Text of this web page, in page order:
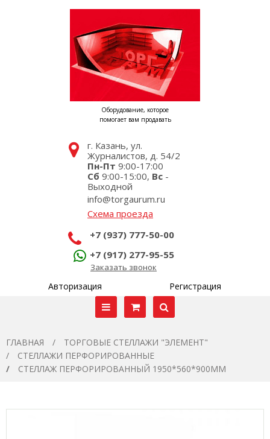
Оборудование, которое
помогает вам продавать
г. Казань, ул.
Журналистов, д. 54/2
Пн-Пт 9:00-17:00
Сб 9:00-15:00, Вс -
Выходной
info@torgaurum.ru
Схема проезда
+7 (937) 777-50-00
+7 (917) 277-95-55
Заказать звонок
Авторизация Регистрация
ГЛАВНАЯ
ТОРГОВЫЕ СТЕЛЛАЖИ "ЭЛЕМЕНТ"
СТЕЛЛАЖИ ПЕРФОРИРОВАННЫЕ
СТЕЛЛАЖ ПЕРФОРИРОВАННЫЙ 1950*560*900ММ